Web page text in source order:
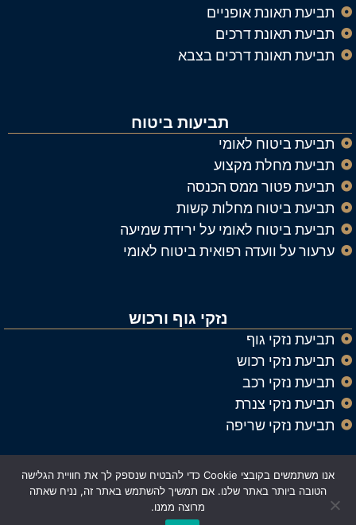
תביעת תאונת אופניים
תביעת תאונת דרכים
תביעת תאונת דרכים בצבא
תביעות ביטוח
תביעת ביטוח לאומי
תביעת מחלת מקצוע
תביעת פטור ממס הכנסה
תביעת ביטוח מחלות קשות
תביעת ביטוח לאומי על ירידת שמיעה
ערעור על וועדה רפואית ביטוח לאומי
נזקי גוף ורכוש
תביעת נזקי גוף
תביעת נזקי רכוש
תביעת נזקי רכב
תביעת נזקי צנרת
תביעת נזקי שריפה
© כל הזכויות שמורות לעורך דין נזיקין וביטוח אלעד רייך
אנו משתמשים בקובצי Cookie כדי להבטיח שנספק לך את חוויית הגלישה
הטובה ביותר באתר שלנו. אם תמשיך להשתמש באתר זה, נניח שאתה
מרוצה ממנו.